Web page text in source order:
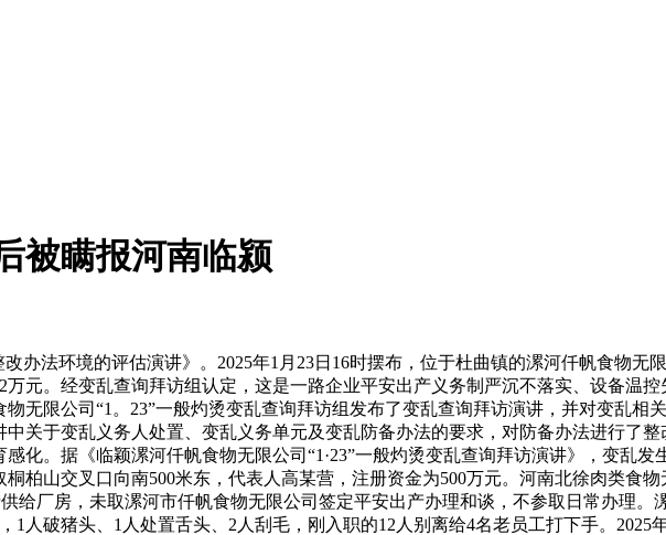
被瞒报河南临颍
法环境的评估演讲》。2025年1月23日16时摆布，位于杜曲镇的漯河仟帆食物无
元。经变乱查询拜访组认定，这是一路企业平安出产义务制严沉不落实、设备温
无限公司“1。23”一般灼烫变乱查询拜访组发布了变乱查询拜访演讲，并对变乱相
关于变乱义务人处置、变乱义务单元及变乱防备办法的要求，对防备办法进行了
化。据《临颖漯河仟帆食物无限公司“1·23”一般灼烫变乱查询拜访演讲》，变乱
柏山交叉口向南500米东，代表人高某营，注册资金为500万元。河南北徐肉类食
给厂房，未取漯河市仟帆食物无限公司签定平安出产办理和谈，不参取日常办理。
人破猪头、1人处置舌头、2人刮毛，刚入职的12人别离给4名老员工打下手。2025